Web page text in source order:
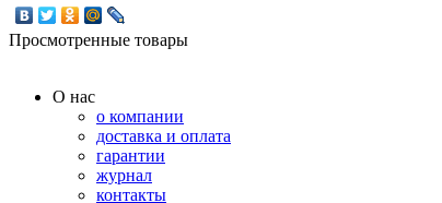
Просмотренные товары
О нас
о компании
доставка и оплата
гарантии
журнал
контакты